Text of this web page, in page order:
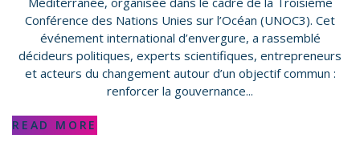
Conférence des Nations Unies sur l’Océan (UNOC3). Cet
événement international d’envergure, a rassemblé
décideurs politiques, experts scientifiques, entrepreneurs
et acteurs du changement autour d’un objectif commun :
renforcer la gouvernance...
READ MORE